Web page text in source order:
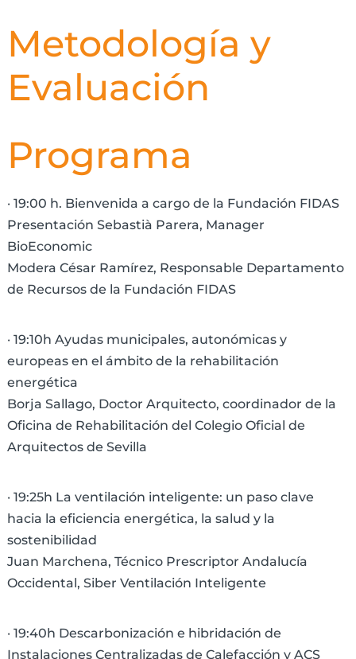
Metodología y
Evaluación
Programa
· 19:00 h. Bienvenida a cargo de la Fundación FIDAS
Presentación Sebastià Parera, Manager
BioEconomic
Modera César Ramírez, Responsable Departamento
de Recursos de la Fundación FIDAS
· 19:10h Ayudas municipales, autonómicas y
europeas en el ámbito de la rehabilitación
energética
Borja Sallago, Doctor Arquitecto, coordinador de la
Oficina de Rehabilitación del Colegio Oficial de
Arquitectos de Sevilla
· 19:25h La ventilación inteligente: un paso clave
hacia la eficiencia energética, la salud y la
sostenibilidad
Juan Marchena, Técnico Prescriptor Andalucía
Occidental, Siber Ventilación Inteligente
· 19:40h Descarbonización e hibridación de
Instalaciones Centralizadas de Calefacción y ACS